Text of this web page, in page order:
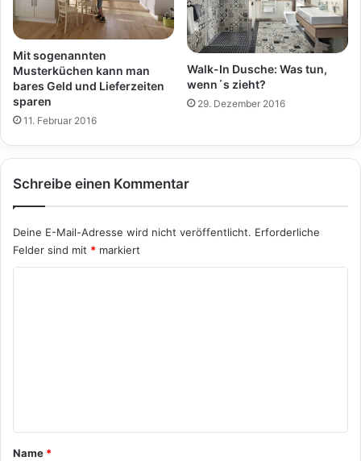
Mit sogenannten
Musterküchen kann man
bares Geld und Lieferzeiten
sparen
11. Februar 2016
Walk-In Dusche: Was tun,
wenn´s zieht?
29. Dezember 2016
Schreibe einen Kommentar
Deine E-Mail-Adresse wird nicht veröffentlicht. Erforderliche
Felder sind mit * markiert
a
Name *